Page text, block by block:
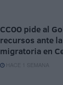
CCOO pide al
recursos ante
migratoria en
HACE 1 SEMANA